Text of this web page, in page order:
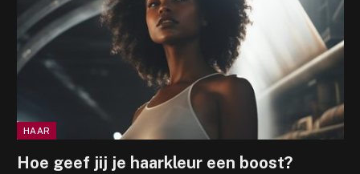
HAAR
Hoe geef jij je haarkleur een boost?